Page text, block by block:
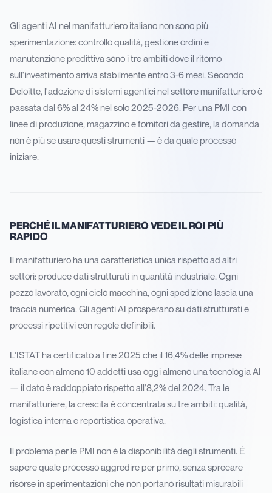
Gli agenti AI nel manifatturiero italiano non sono più
sperimentazione: controllo qualità, gestione ordini e
manutenzione predittiva sono i tre ambiti dove il ritorno
sull'investimento arriva stabilmente entro 3-6 mesi. Secondo
Deloitte, l'adozione di sistemi agentici nel settore manifatturiero è
passata dal 6% al 24% nel solo 2025-2026. Per una PMI con
linee di produzione, magazzino e fornitori da gestire, la domanda
non è più se usare questi strumenti — è da quale processo
iniziare.
PERCHÉ IL MANIFATTURIERO VEDE IL ROI PIÙ
RAPIDO
Il manifatturiero ha una caratteristica unica rispetto ad altri
settori: produce dati strutturati in quantità industriale. Ogni
pezzo lavorato, ogni ciclo macchina, ogni spedizione lascia una
traccia numerica. Gli agenti AI prosperano su dati strutturati e
processi ripetitivi con regole definibili.
L'ISTAT ha certificato a fine 2025 che il 16,4% delle imprese
italiane con almeno 10 addetti usa oggi almeno una tecnologia AI
— il dato è raddoppiato rispetto all'8,2% del 2024. Tra le
manifatturiere, la crescita è concentrata su tre ambiti: qualità,
logistica interna e reportistica operativa.
Il problema per le PMI non è la disponibilità degli strumenti. È
sapere quale processo aggredire per primo, senza sprecare
risorse in sperimentazioni che non portano risultati misurabili